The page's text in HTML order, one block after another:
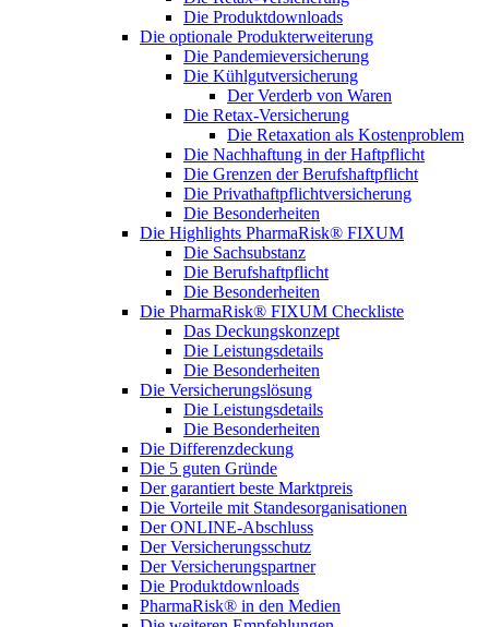
Die Produktdownloads
Die optionale Produkterweiterung
Die Pandemieversicherung
Die Kühlgutversicherung
Der Verderb von Waren
Die Retax-Versicherung
Die Retaxation als Kostenproblem
Die Nachhaftung in der Haftpflicht
Die Grenzen der Berufshaftpflicht
Die Privathaftpflichtversicherung
Die Besonderheiten
Die Highlights PharmaRisk® FIXUM
Die Sachsubstanz
Die Berufshaftpflicht
Die Besonderheiten
Die PharmaRisk® FIXUM Checkliste
Das Deckungskonzept
Die Leistungsdetails
Die Besonderheiten
Die Versicherungslösung
Die Leistungsdetails
Die Besonderheiten
Die Differenzdeckung
Die 5 guten Gründe
Der garantiert beste Marktpreis
Die Vorteile mit Standesorganisationen
Der ONLINE-Abschluss
Der Versicherungsschutz
Der Versicherungspartner
Die Produktdownloads
PharmaRisk® in den Medien